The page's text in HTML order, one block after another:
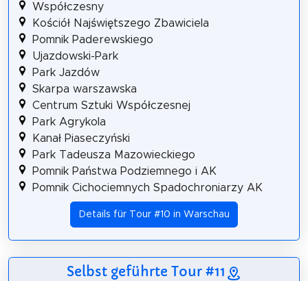
Współczesny
Kościół Najświętszego Zbawiciela
Pomnik Paderewskiego
Ujazdowski-Park
Park Jazdów
Skarpa warszawska
Centrum Sztuki Współczesnej
Park Agrykola
Kanał Piaseczyński
Park Tadeusza Mazowieckiego
Pomnik Państwa Podziemnego i AK
Pomnik Cichociemnych Spadochroniarzy AK
Details für Tour #10 in Warschau
Selbst geführte Tour #11